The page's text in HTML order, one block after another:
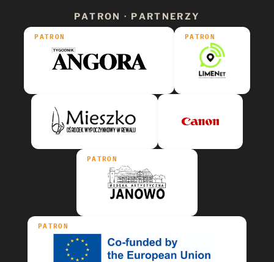
PATRON · PARTNERZY
PATRON PATRON
PATRON
PATRON